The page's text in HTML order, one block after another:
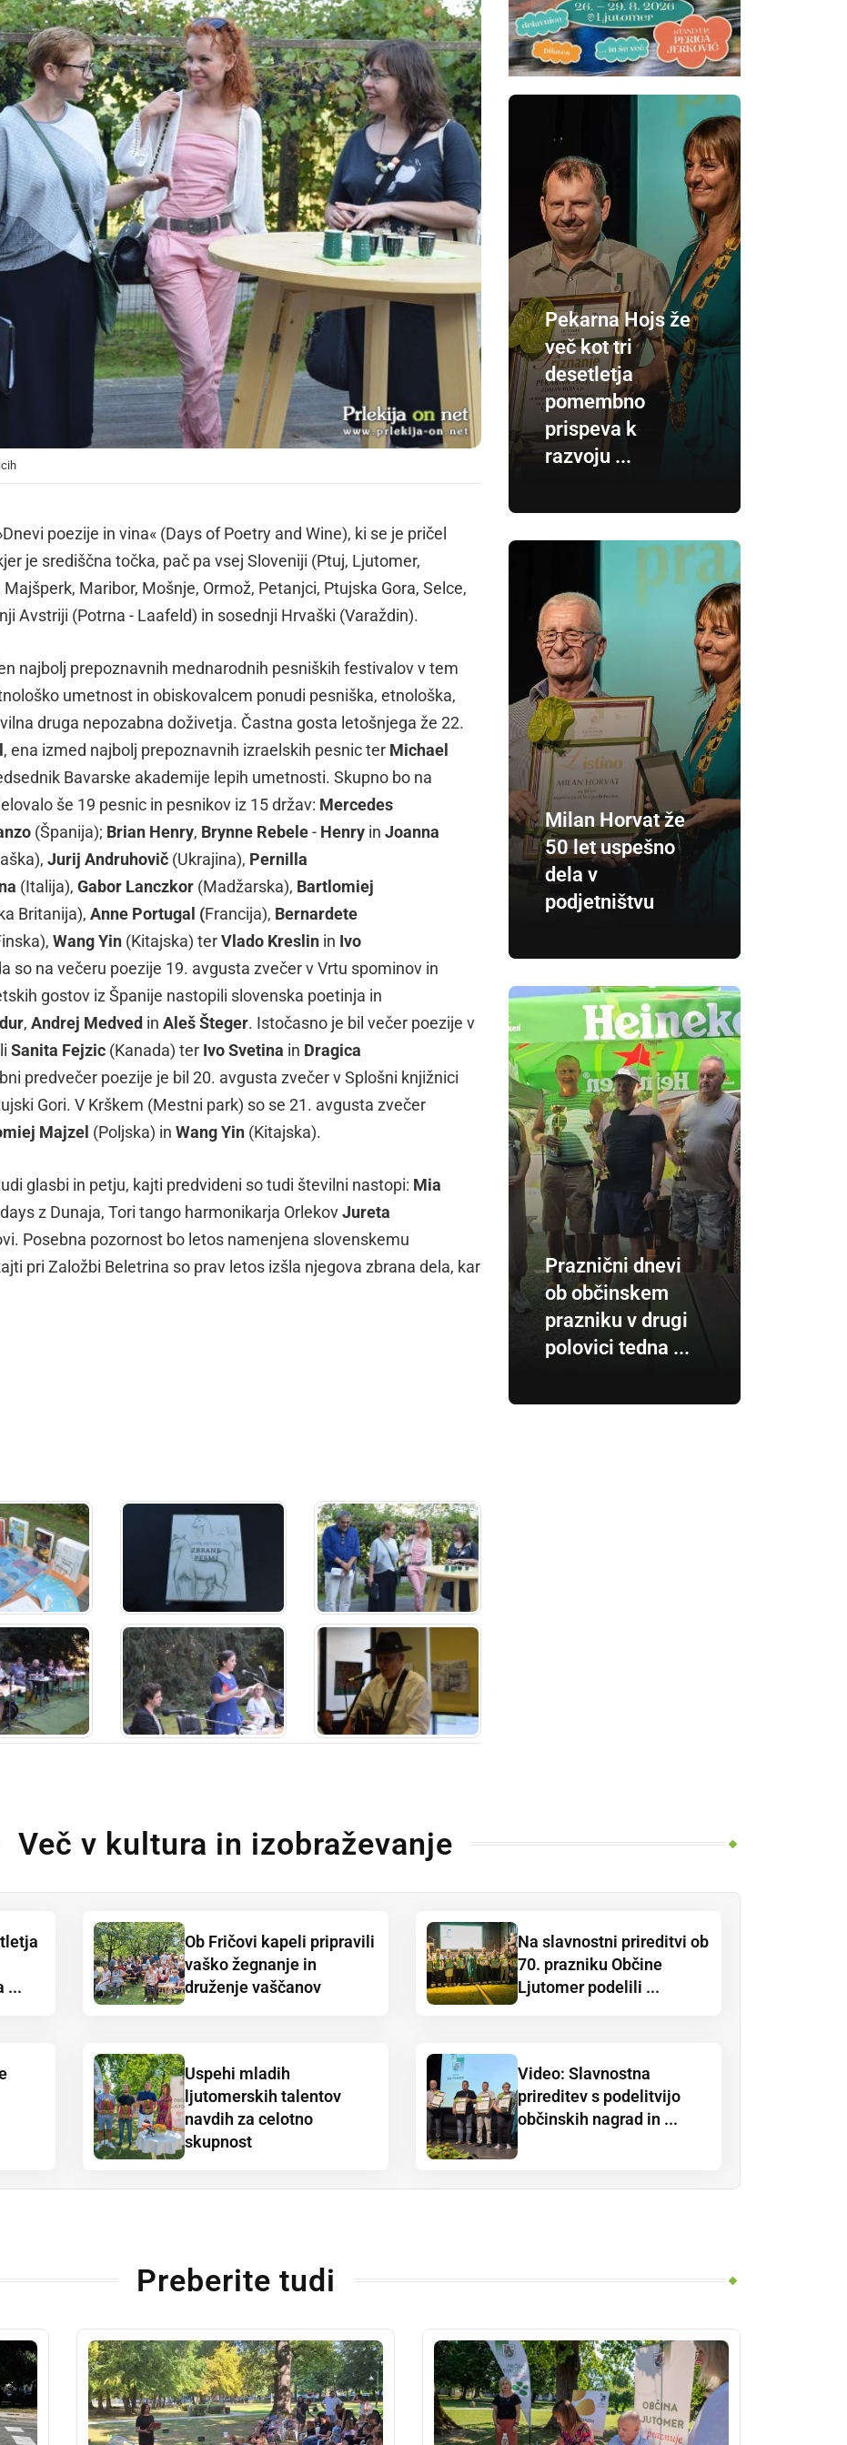
poezije in vina« (Days of Poetry and Wine), ki se je pričel
je središčna točka, pač pa vsej Sloveniji (Ptuj, Ljutomer,
Majšperk, Maribor, Mošnje, Ormož, Petanjci, Ptujska Gora, Selce,
Avstriji (Potrna - Laafeld) in sosednji Hrvaški (Varaždin).
najbolj prepoznavnih mednarodnih pesniških festivalov v tem
umetnost in obiskovalcem ponudi pesniška, etnološka,
druga nepozabna doživetja. Častna gosta letošnjega že 22.
, ena izmed najbolj prepoznavnih izraelskih pesnic ter Michael
Bavarske akademije lepih umetnosti. Skupno bo na
še 19 pesnic in pesnikov iz 15 držav: Mercedes
(Španija); Brian Henry, Brynne Rebele- Henry in Joanna
Jurij Andruhovič (Ukrajina), Pernilla
(Italija), Gabor Lanczkor (Madžarska), Bartlomiej
Britanija), Anne Portugal (Francija), Bernardete
Wang Yin (Kitajska) terVlado Kreslin in Ivo
so na večeru poezije 19. avgusta zvečer v Vrtu spominov in
gostov iz Španije nastopili slovenska poetinja in
, Andrej Medved in Aleš Šteger. Istočasno je bil večer poezije v
Sanita Fejzic (Kanada) ter Ivo Svetina in Dragica
predvečer poezije je bil 20. avgusta zvečer v Splošni knjižnici
Gori. V Krškem (Mestni park) so se 21. avgusta zvečer
Majzel (Poljska) in Wang Yin (Kitajska).
glasbi in petju, kajti predvideni so tudi številni nastopi: Mia
z Dunaja, Tori tango harmonikarja OrlekovJureta
Posebna pozornost bo letos namenjena slovenskemu
pri Založbi Beletrina so prav letos izšla njegova zbrana dela, kar
Pekarna Hojs že
več kot tri
desetletja
pomembno
prispeva k
razvoju ...
Milan Horvat že
50 let uspešno
dela v
podjetništvu
Praznični dnevi
ob občinskem
prazniku v drugi
polovici tedna ...
Več v kultura in izobraževanje
...
Ob Fričovi kapeli pripravili
vaško žegnanje in
druženje vaščanov
Na slavnostni prireditvi ob
70. prazniku Občine
Ljutomer podelili ...
Uspehi mladih
ljutomerskih talentov
navdih za celotno
skupnost
Video: Slavnostna
prireditev s podelitvijo
občinskih nagrad in ...
Preberite tudi